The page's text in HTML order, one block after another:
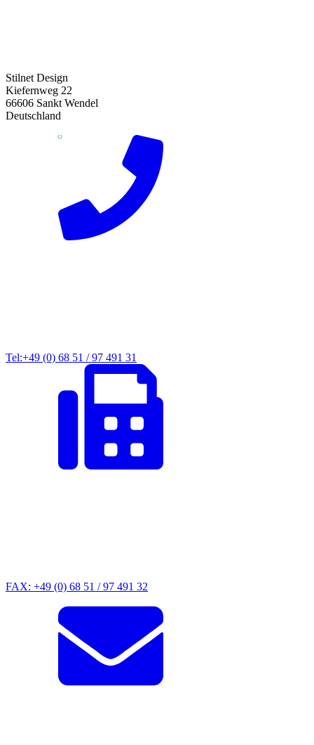
Stilnet Design
Kiefernweg 22
66606 Sankt Wendel
Deutschland
Tel:+49 (0) 68 51 / 97 491 31
FAX: +49 (0) 68 51 / 97 491 32